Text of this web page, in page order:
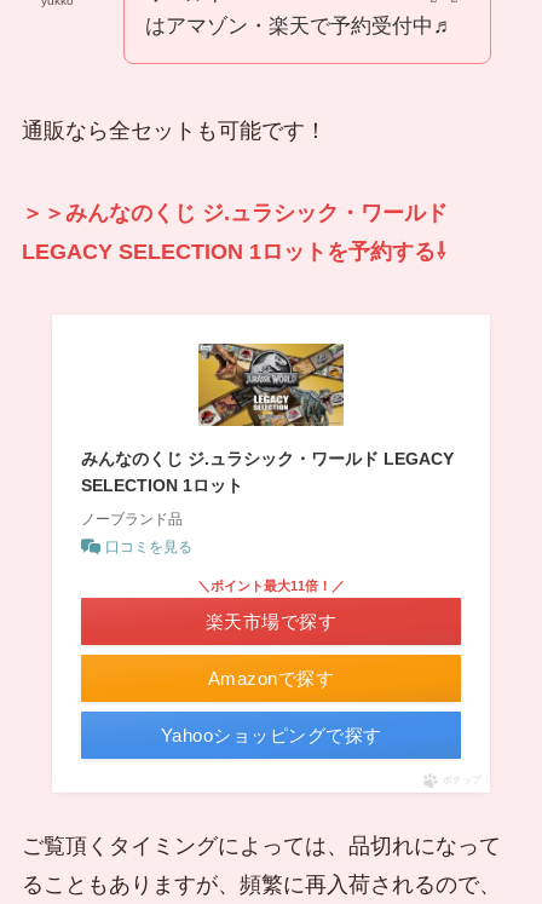
はアマゾン・楽天で予約受付中♬
通販なら全セットも可能です！
＞＞みんなのくじ ジ.ュラシック・ワールド
LEGACY SELECTION 1ロットを予約する⇩
みんなのくじ ジ.ュラシック・ワールド LEGACY
SELECTION 1ロット
ノーブランド品
口コミを見る
Amazonで探す
＼ポイント最大11倍！／
楽天市場で探す
Yahooショッピングで探す
ポチップ
ご覧頂くタイミングによっては、品切れになって
ることもありますが、頻繁に再入荷されるので、